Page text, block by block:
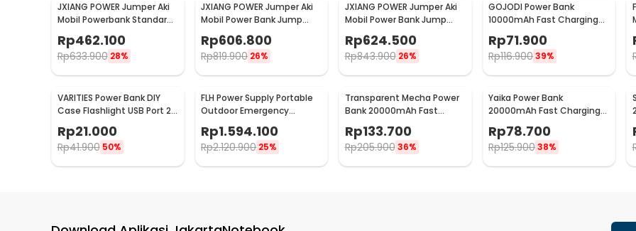
JXIANG POWER Jumper Aki
Mobil Powerbank Standard
Jump Starter 20000mAh -
JX27-Pro
Rp462.100
Rp633.900 28%
JXIANG POWER Jumper Aki
Mobil Power Bank Jump
Starter 20000mAh - JX-
27Pro
Rp606.800
Rp819.900 26%
JXIANG POWER Jumper Aki
Mobil Power Bank Jump
Starter 20000mAh - JX-
56Pro
Rp624.500
Rp843.900 26%
GOJODI Power Bank
10000mAh Fast Charging
22.5W - PB100W
Rp71.900
Rp116.90039%
VARITIES Power Bank DIY
Case Flashlight USB Port 2
Rp21.000
Rp41.900 50%
FLH Power Supply Portable
Outdoor Emergency
- FLH-300
Rp1.594.100
Rp2.120.900 25%
Transparent Mecha Power
Bank 20000mAh Fast
Charging USB Type C 22.5W
- K125
Rp133.700
Rp205.900 36%
Yaika Power Bank
20000mAh Fast Charging
4in1 Cable Dual USB Port -
BA-1699
Rp78.700
Rp125.90038%